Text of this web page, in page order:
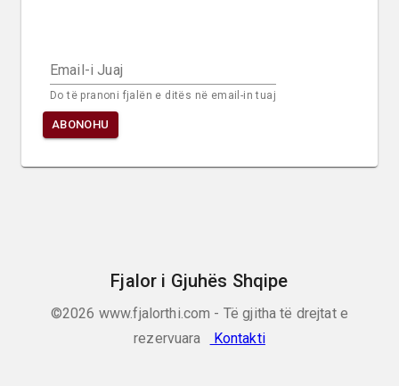
Email-i Juaj
Do të pranoni fjalën e ditës në email-in tuaj
ABONOHU
Fjalor i Gjuhës Shqipe
©2026 www.fjalorthi.com - Të gjitha të drejtat e
rezervuara
Kontakti